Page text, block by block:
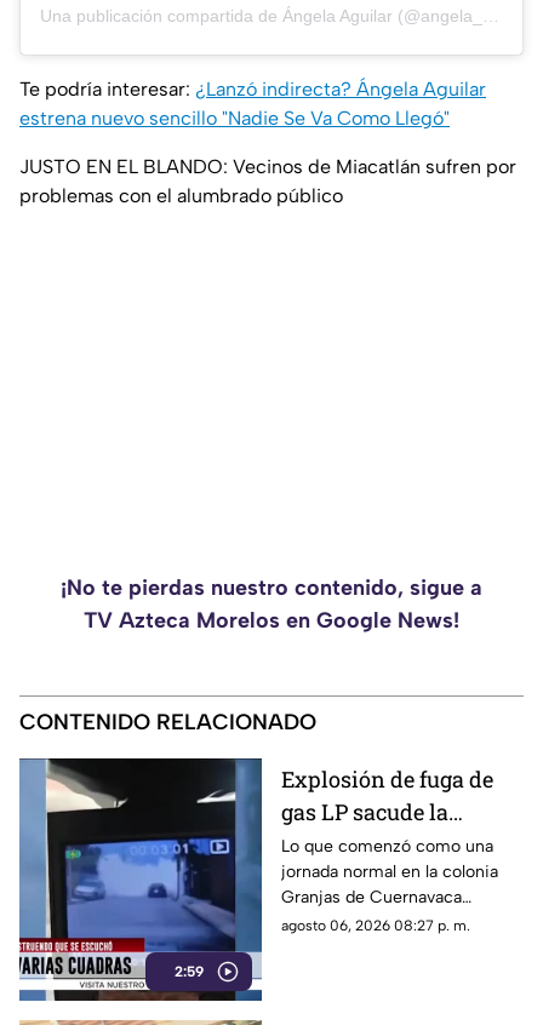
Una publicación compartida de Ángela Aguilar (@angela_aguilar_)
Te podría interesar: ¿Lanzó indirecta? Ángela Aguilar
estrena nuevo sencillo "Nadie Se Va Como Llegó"
JUSTO EN EL BLANDO: Vecinos de Miacatlán sufren por
problemas con el alumbrado público
¡No te pierdas nuestro contenido, sigue a
TV Azteca Morelos en Google News!
CONTENIDO RELACIONADO
2:59
Explosión de fuga de
gas LP sacude la
colonia Las Granjas
Lo que comenzó como una
jornada normal en la colonia
Granjas de Cuernavaca
terminó en una movilización
agosto 06, 2026 08:27 p. m.